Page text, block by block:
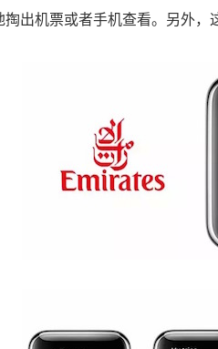
出机票或者手机查看。另外，